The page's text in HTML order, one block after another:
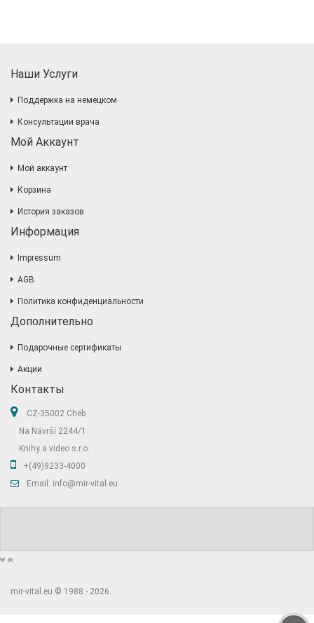
Наши Услуги
Поддержка на немецком
Консультации врача
Мой Аккаунт
Мой аккаунт
Корзина
История заказов
Информация
Impressum
AGB
Политика конфиденциальности
Дополнительно
Подарочные сертификаты
Акции
Контакты
CZ-35002 Cheb
Na Návrší 2244/1
Knihy a video s.r.o.
+(49)9233-4000
Email: info@mir-vital.eu
mir-vital.eu © 1988 - 2026.